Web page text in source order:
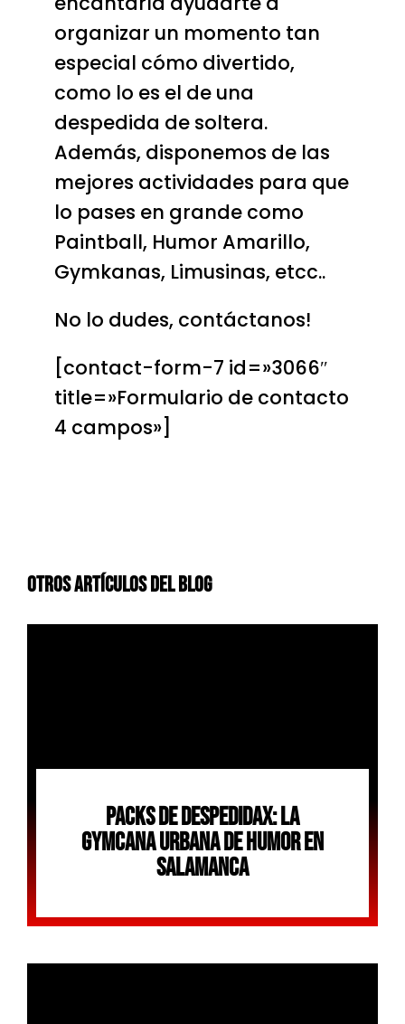
organizar un momento tan
especial cómo divertido,
como lo es el de una
despedida de soltera.
Además, disponemos de las
mejores actividades para que
lo pases en grande como
Paintball, Humor Amarillo,
Gymkanas, Limusinas, etcc..
No lo dudes, contáctanos!
[contact-form-7 id=»3066″
title=»Formulario de contacto
4 campos»]
Otros Artículos Del Blog
Packs De Despedidax: La
Gymcana Urbana De Humor En
Salamanca